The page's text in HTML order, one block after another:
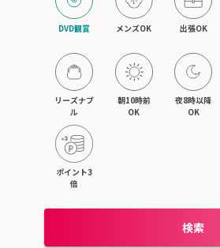
住吉区・住之江区・西成区
平野区・東住吉区
大正・九条・弁天町
枚方・寝屋川・交野
DVD観賞 メンズOK 出張OK
リーズナブ
ル
朝10時前
OK
夜8時以降
OK
ポイント3
倍
検索